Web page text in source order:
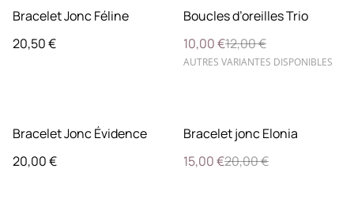
Bracelet Jonc Féline
20,50 €
%
Boucles d’oreilles Trio
10,00 €12,00 €
AUTRES VARIANTES DISPONIBLES
Bracelet Jonc Évidence
20,00 €
%
Bracelet jonc Elonia
15,00 €20,00 €